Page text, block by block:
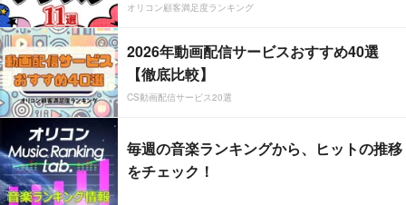
オリコン顧客満足度ランキング
2026年動画配信サービスおすすめ40選
【徹底比較】
CS動画配信サービス20選
毎週の音楽ランキングから、ヒットの推移
をチェック！